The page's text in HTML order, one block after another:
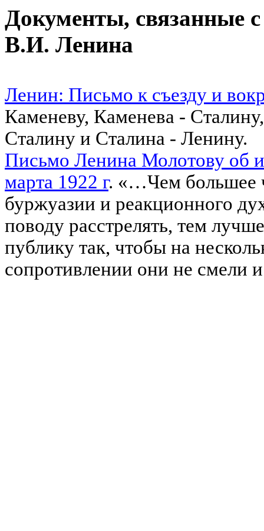
Документы, связанные
В.И. Ленина
Ленин: Письмо к съезду и
Каменеву, Каменева -
Сталину и Сталина - Ленину.
Письмо Ленина Молотову об
марта 1922 г. «…Чем большее
буржуазии и реакционного
поводу расстрелять, тем
публику так, чтобы на
сопротивлении они не смели